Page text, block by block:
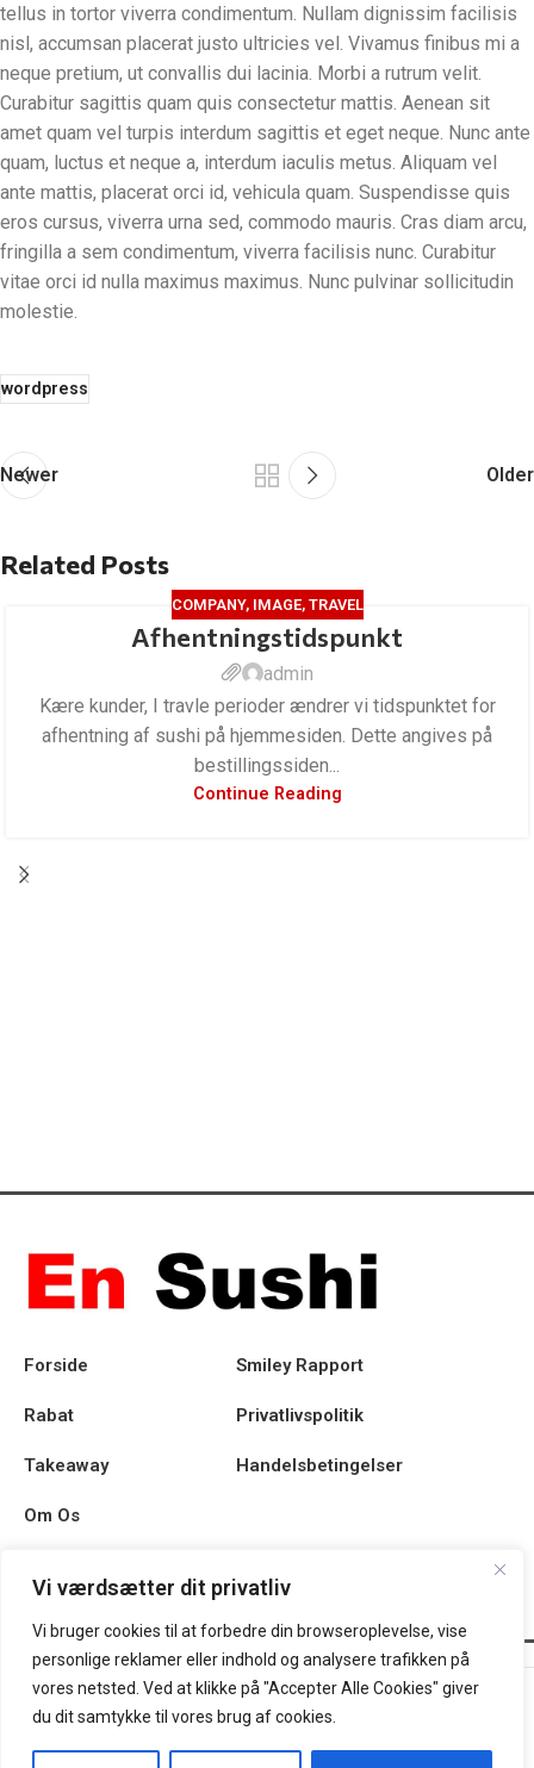
Vi værdsætter dit privatliv
Vi bruger cookies til at forbedre din browseroplevelse, vise
personlige reklamer eller indhold og analysere trafikken på
vores netsted. Ved at klikke på "Accepter Alle Cookies" giver
du dit samtykke til vores brug af cookies.
tellus in tortor viverra condimentum. Nullam dignissim facilisis
nisl, accumsan placerat justo ultricies vel. Vivamus finibus mi a
neque pretium, ut convallis dui lacinia. Morbi a rutrum velit.
Curabitur sagittis quam quis consectetur mattis. Aenean sit
amet quam vel turpis interdum sagittis et eget neque. Nunc ante
quam, luctus et neque a, interdum iaculis metus. Aliquam vel
ante mattis, placerat orci id, vehicula quam. Suspendisse quis
eros cursus, viverra urna sed, commodo mauris. Cras diam arcu,
fringilla a sem condimentum, viverra facilisis nunc. Curabitur
vitae orci id nulla maximus maximus. Nunc pulvinar sollicitudin
molestie.
wordpress
Newer Older
Related Posts
COMPANY, IMAGE, TRAVEL
Afhentningstidspunkt
admin
Kære kunder, I travle perioder ændrer vi tidspunktet for
afhentning af sushi på hjemmesiden. Dette angives på
bestillingssiden...
Continue Reading
Forside
Rabat
Takeaway
Om Os
Smiley Rapport
Privatlivspolitik
Handelsbetingelser
En Sushi @ 2025 | Powered byNemBestil ApS